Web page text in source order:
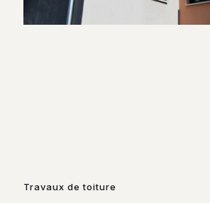
Travaux de toiture